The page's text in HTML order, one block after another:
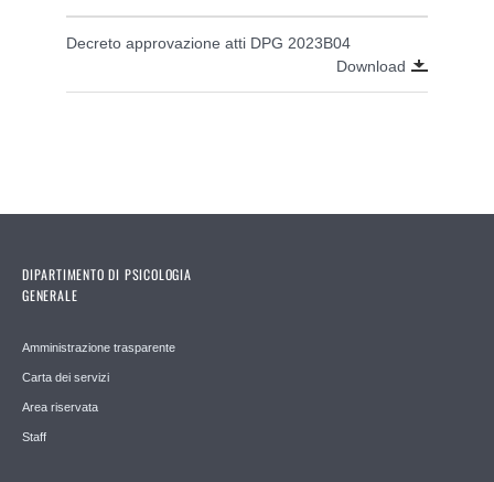
Decreto approvazione atti DPG 2023B04
Download
DIPARTIMENTO DI PSICOLOGIA
GENERALE
Amministrazione trasparente
Carta dei servizi
Area riservata
Staff